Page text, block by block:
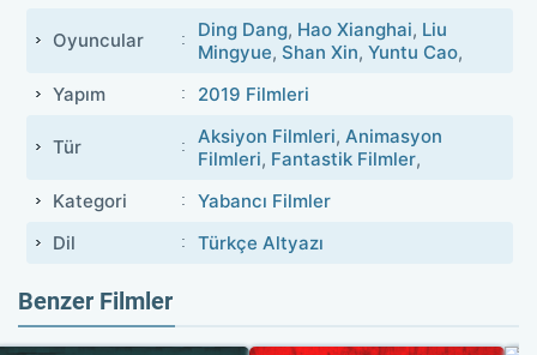
Oyuncular Ding Dang, Hao Xianghai, Liu
Mingyue, Shan Xin, Yuntu Cao,
Yapım
2019 Filmleri
Tür Aksiyon Filmleri, Animasyon
Filmleri, Fantastik Filmler,
Kategori
Yabancı Filmler
Dil
Türkçe Altyazı
Benzer Filmler